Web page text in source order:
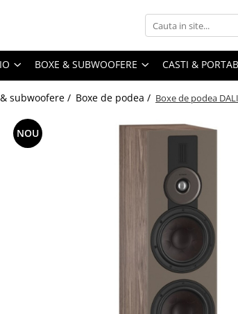
BOXE & SUBWOOFERE CASTI &
subwoofere / Boxe de podea / Boxe de podea
NOU